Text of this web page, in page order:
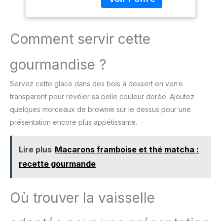
Crème Glacée et
le bol au congélateur
placer vos ingrédients au
sorbetière turbine à
glaces peuvent être
minutes sans glaçons.
Idéal pour les occasions
spéciales avec la famille
【Couvercle Apparent】:
de la sorbetière
ajouter un mélange de
Comment servir cette
gourmandise ?
Servez cette glace dans des bols à dessert en verre
transparent pour révéler sa belle couleur dorée. Ajoutez
quelques morceaux de brownie sur le dessus pour une
présentation encore plus appétissante.
Lire plus Macarons framboise et thé matcha :
recette gourmande
Où trouver la vaisselle